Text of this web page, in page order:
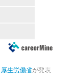
厚生労働省が発表